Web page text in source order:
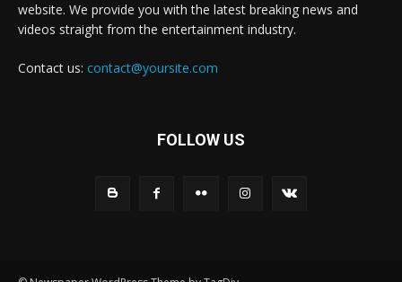
website. We provide you with the latest breaking news and
videos straight from the entertainment industry.
Contact us: contact@yoursite.com
FOLLOW US